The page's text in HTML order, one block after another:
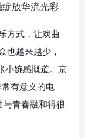
方式，让戏曲
也越来越少，
小婉感慨道。京
有意义的电
与青春融和得很